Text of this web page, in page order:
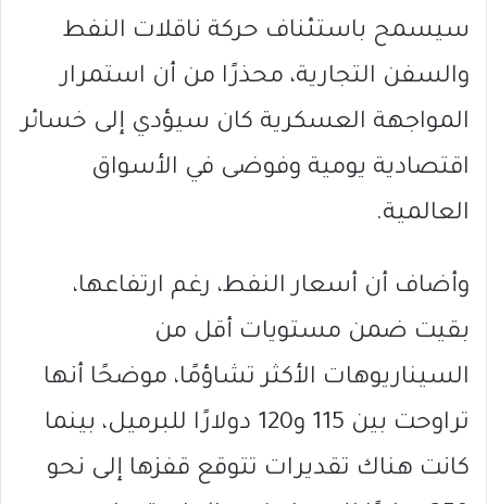
سيسمح باستئناف حركة ناقلات النفط
والسفن التجارية، محذرًا من أن استمرار
المواجهة العسكرية كان سيؤدي إلى خسائر
اقتصادية يومية وفوضى في الأسواق
العالمية.
وأضاف أن أسعار النفط، رغم ارتفاعها،
بقيت ضمن مستويات أقل من
السيناريوهات الأكثر تشاؤمًا، موضحًا أنها
تراوحت بين 115 و120 دولارًا للبرميل، بينما
كانت هناك تقديرات تتوقع قفزها إلى نحو